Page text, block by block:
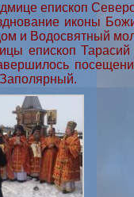
епископ
иконы
и Водосвятный
епископ